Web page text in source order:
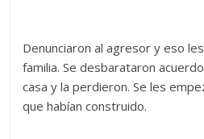
Denunciaron al agresor y eso
familia. Se desbarataron
casa y la perdieron. Se les
que habían construido.